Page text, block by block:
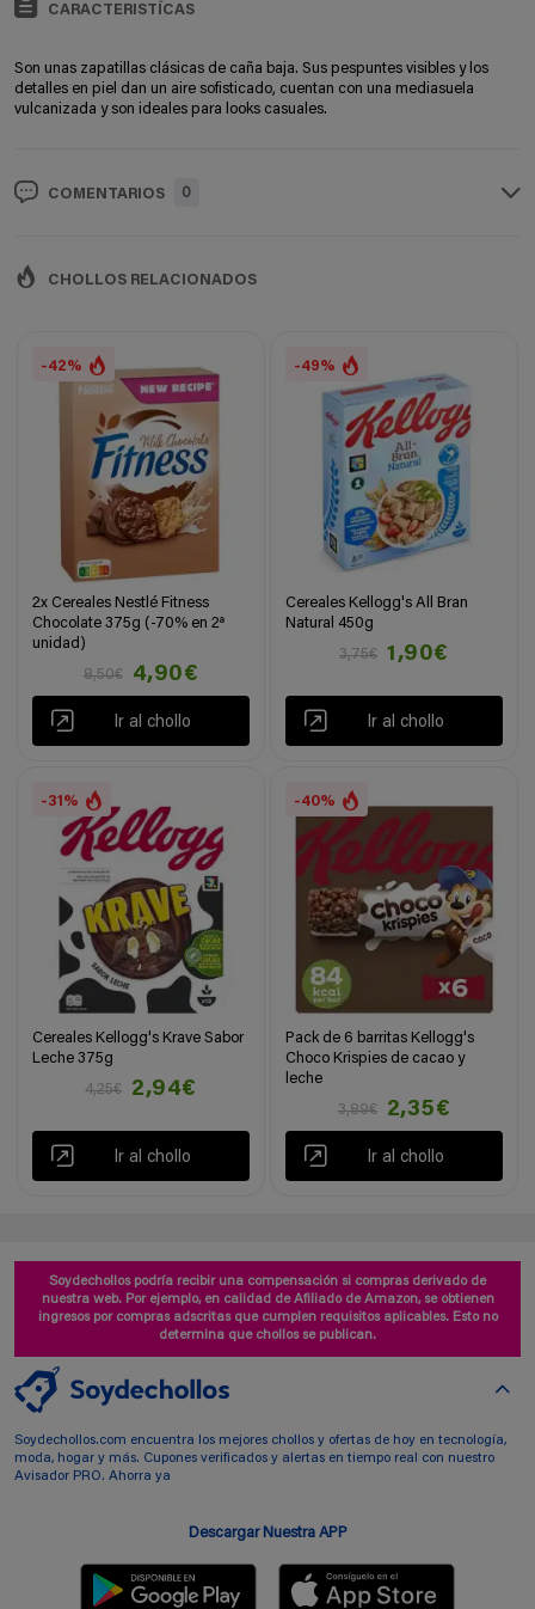
CARACTERISTÍCAS
Son unas zapatillas clásicas de caña baja. Sus pespuntes visibles y los
detalles en piel dan un aire sofisticado, cuentan con una mediasuela
vulcanizada y son ideales para looks casuales.
COMENTARIOS 0
CHOLLOS RELACIONADOS
-42%
2x Cereales Nestlé Fitness
Chocolate 375g (-70% en 2ª
unidad)
8,50€
4,90€
Ir al chollo
-49%
Cereales Kellogg's All Bran
Natural 450g
3,75€
1,90€
Ir al chollo
-31%
Cereales Kellogg's Krave Sabor
Leche 375g
4,25€
2,94€
Ir al chollo
-40%
Pack de 6 barritas Kellogg's
Choco Krispies de cacao y
leche
3,89€
2,35€
Ir al chollo
Soydechollos podría recibir una compensación si compras derivado de
nuestra web. Por ejemplo, en calidad de Afiliado de Amazon, se obtienen
ingresos por compras adscritas que cumplen requisitos aplicables. Esto no
determina que chollos se publican.
Soydechollos.com encuentra los mejores chollos y ofertas de hoy en tecnología,
moda, hogar y más. Cupones verificados y alertas en tiempo real con nuestro
Avisador PRO. Ahorra ya
Descargar Nuestra APP